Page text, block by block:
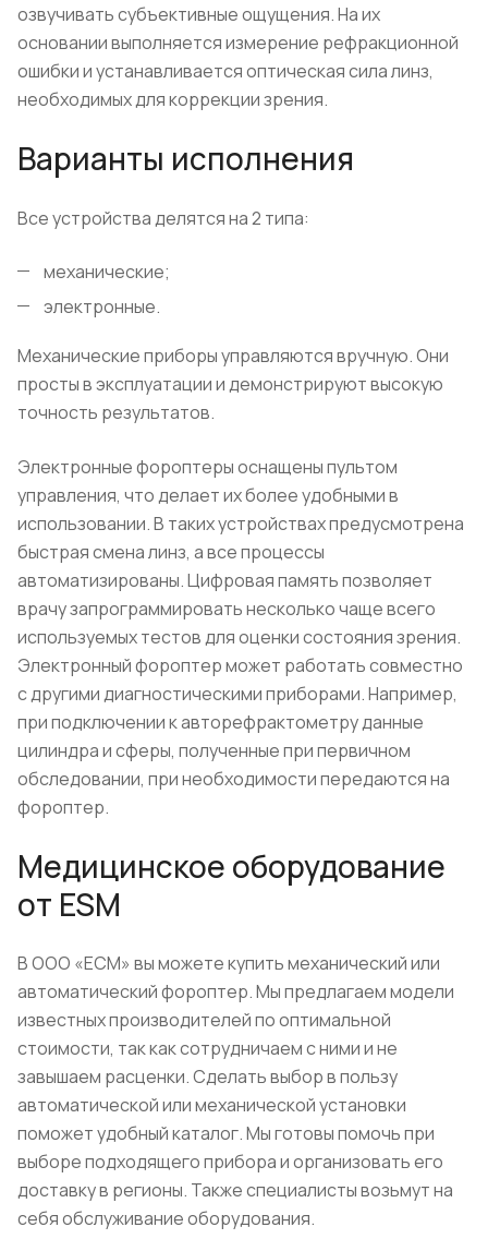
озвучивать субъективные ощущения. На их
основании выполняется измерение рефракционной
ошибки и устанавливается оптическая сила линз,
необходимых для коррекции зрения.
Варианты исполнения
Все устройства делятся на 2 типа:
механические;
электронные.
Механические приборы управляются вручную. Они
просты в эксплуатации и демонстрируют высокую
точность результатов.
Электронные фороптеры оснащены пультом
управления, что делает их более удобными в
использовании. В таких устройствах предусмотрена
быстрая смена линз, а все процессы
автоматизированы. Цифровая память позволяет
врачу запрограммировать несколько чаще всего
используемых тестов для оценки состояния зрения.
Электронный фороптер может работать совместно
с другими диагностическими приборами. Например,
при подключении к авторефрактометру данные
цилиндра и сферы, полученные при первичном
обследовании, при необходимости передаются на
фороптер.
Медицинское оборудование
от ESM
В ООО «ЕСМ» вы можете купить механический или
автоматический фороптер. Мы предлагаем модели
известных производителей по оптимальной
стоимости, так как сотрудничаем с ними и не
завышаем расценки. Сделать выбор в пользу
автоматической или механической установки
поможет удобный каталог. Мы готовы помочь при
выборе подходящего прибора и организовать его
доставку в регионы. Также специалисты возьмут на
себя обслуживание оборудования.